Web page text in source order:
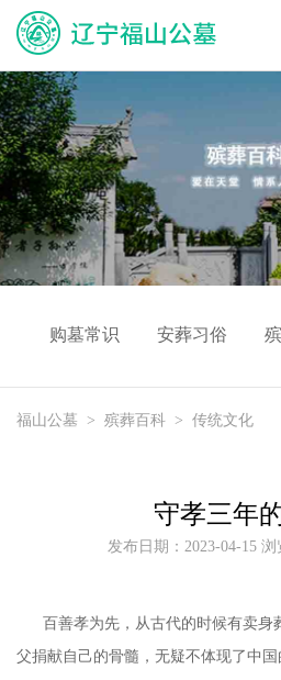
购墓常识 安葬习俗
福山公墓 > 殡葬百科 > 传统文化
守孝三年
发布日期：2023-04-15
百善孝为先，从古代的时候有卖身
父捐献自己的骨髓，无疑不体现了中